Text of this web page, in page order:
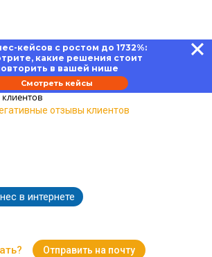
кейсов с ростом до 1732%:
какие решения стоит
в вашей нише
Смотреть кейсы
отзывы клиентов
в интернете
Отправить на почту